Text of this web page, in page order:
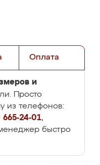
Оплата
и
Просто
из телефонов:
665-24-01,
быстро